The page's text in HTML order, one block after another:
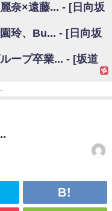
嘩！？山下瞳月、これはマジ
坂46のニュース・情報・話題
麗奈×遠藤理子、8/6「ラヴィ
鈴花、次の事務所が決まって
鈴花、次の事務所が決まって
坂46のニュース・情報・話題
久美さん、師匠オードリー若
表紙の櫻坂46さん、多様性
り重大発表！！！！
音さんの生足
奈×遠藤... - [日向坂
玲、Bu... - [日向坂
ープ卒業... - [坂道